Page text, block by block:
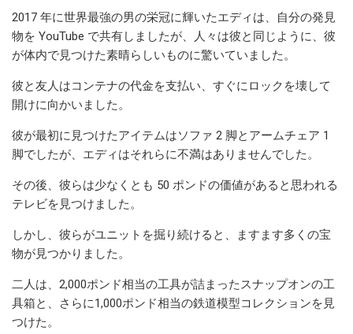
2017 年に世界最強の男の栄冠に輝いたエディは、自分の発見
物を YouTube で共有しましたが、人々は彼と同じように、彼
が体内で見つけた素晴らしいものに驚いていました。
彼と友人はコンテナの代金を支払い、すぐにロックを壊して
開けに向かいました。
彼が最初に見つけたアイテムはソファ 2 脚とアームチェア 1
脚でしたが、エディはそれらに不満はありませんでした。
その後、彼らは少なくとも 50 ポンドの価値があると思われる
テレビを見つけました。
しかし、彼らがユニットを掘り続けると、ますます多くの宝
物が見つかりました。
二人は、2,000ポンド相当の工具が詰まったスナップオンの工
具箱と、さらに1,000ポンド相当の鉄道模型コレクションを見
つけた。